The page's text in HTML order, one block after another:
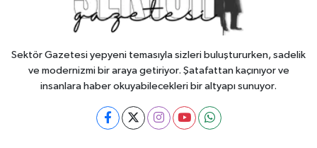
Sektör Gazetesi yepyeni temasıyla sizleri buluştururken, sadelik
ve modernizmi bir araya getiriyor. Şatafattan kaçınıyor ve
insanlara haber okuyabilecekleri bir altyapı sunuyor.